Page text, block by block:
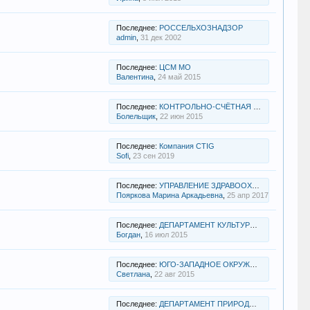
Последнее: РОССЕЛЬХОЗНАДЗОР
admin, 31 дек 2002
Последнее: ЦСМ МО
Валентина, 24 май 2015
Последнее: КОНТРОЛЬНО-СЧЁТНАЯ ПАЛАТА НОГИНСКОГО МУНИЦИПАЛЬНОГО РАЙОНА
Болельщик, 22 июн 2015
Последнее: Компания CTIG
Sofi, 23 сен 2019
Последнее: УПРАВЛЕНИЕ ЗДРАВООХРАНЕНИЯ СВАО ГОРОДА МОСКВЫ
Пояркова Марина Аркадьевна, 25 апр 2017
Последнее: ДЕПАРТАМЕНТ КУЛЬТУРЫ ГОРОДА МОСКВЫ
Богдан, 16 июл 2015
Последнее: ЮГО-ЗАПАДНОЕ ОКРУЖНОЕ УПРАВЛЕНИЕ ОБРАЗОВАНИЯ
Светлана, 22 авг 2015
Последнее: ДЕПАРТАМЕНТ ПРИРОДОПОЛЬЗОВАНИЯ И ОХРАНЫ ОКРУЖАЮЩЕЙ СРЕДЫ ГОРОДА МОСКВЫ